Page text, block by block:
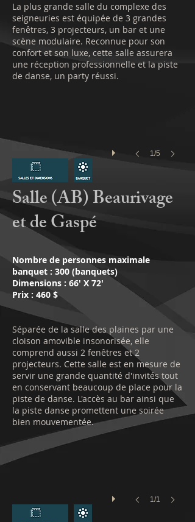
La plus grande salle du complexe des
seigneuries est équipée de 3 grandes
fenêtres, 3 projecteurs, un bar et une
scène modulaire. Reconnue pour son
confort et son luxe, cette salle assurera
une réception professionnelle et la piste
de danse, un party réussi.
1/5
Salle (AB) Beaurivage
et de Gaspé
​Nombre de personnes maximale
banquet : 300 (banquets)
Dimensions : 66' X 72'
​Prix : 460 $
Séparée de la salle des plaines par une
cloison amovible insonorisée, elle
comprend aussi 2 fenêtres et 2
projecteurs. Cette salle est en mesure de
servir une grande quantité d'invités tout
en conservant beaucoup de place pour la
piste de danse. L'accès au bar ainsi que
la piste danse promettent une soirée
bien mouvementée.
1/1